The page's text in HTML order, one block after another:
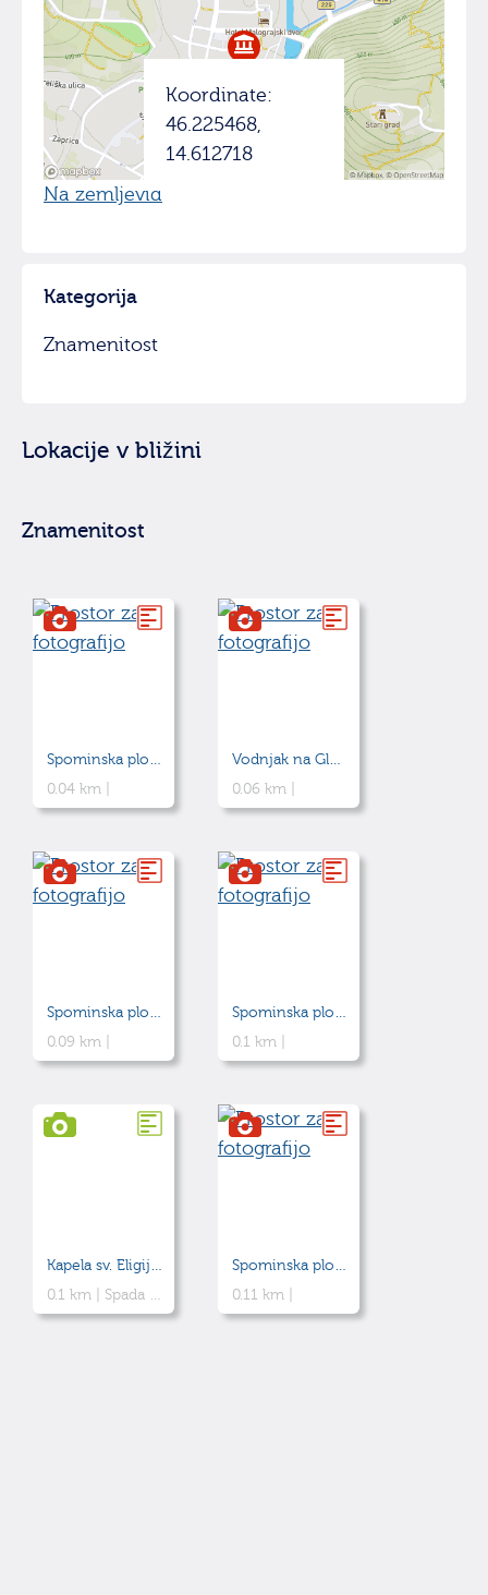
Koordinate:
46.225468,
14.612718
Na zemljevid
Kategorija
Znamenitost
Lokacije v bližini
Znamenitost
Spominska plošča Juriju Japlju
0.04 km |
Vodnjak na Glavnem trgu
0.06 km |
Spominska plošča Josipu Brozu Titu
0.09 km |
Spominska plošča Mihaelu in Janku Kramarju
0.1 km |
Kapela sv. Eligija na Malem gradu
0.1 km | Spada med pomembnejše romanske spomenike v Sloveniji
Spominska plošča razglasitvi občinskega praznika
0.11 km |